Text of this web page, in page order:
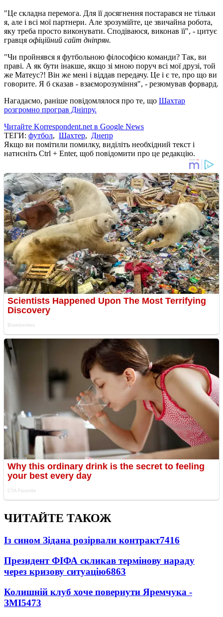
"Це складна перемога. Для її досягнення постарався не тільки
я, але і всі мої партнери. Але зрозумійте, це звичайна робота,
яку треба просто виконувати. Сподіваюся, виконав її", - цитує
гравця офіційний сайт дніпрян.
"Чи пройнявся я футбольною філософією команди? Так, ви
праві. А як бути інакше, якщо зі мною поруч всі мої друзі, той
же Матеус?! Він же мені і віддав передачу. Це і є те, про що ви
говорите. Я б сказав - взаєморозуміння", - резюмував форвард.
Нагадаємо, раніше повідомлялося про те, що Шахтар
розгромно програв Дніпру.
Читайте Korrespondent.net в Google News
ТЕГИ: футбол, Шахтер, Днепр
Якщо ви помітили помилку, виділіть необхідний текст і
натисніть Ctrl + Enter, щоб повідомити про це редакцію.
ЧИТАЙТЕ ТАКОЖ
Із сином Зідана розірвали контракт7416
Президент ФІФА скликав термінову нараду
через кризову ситуацію6863
Колишній клуб хоче повернути Яремчука -
ЗМІ5473